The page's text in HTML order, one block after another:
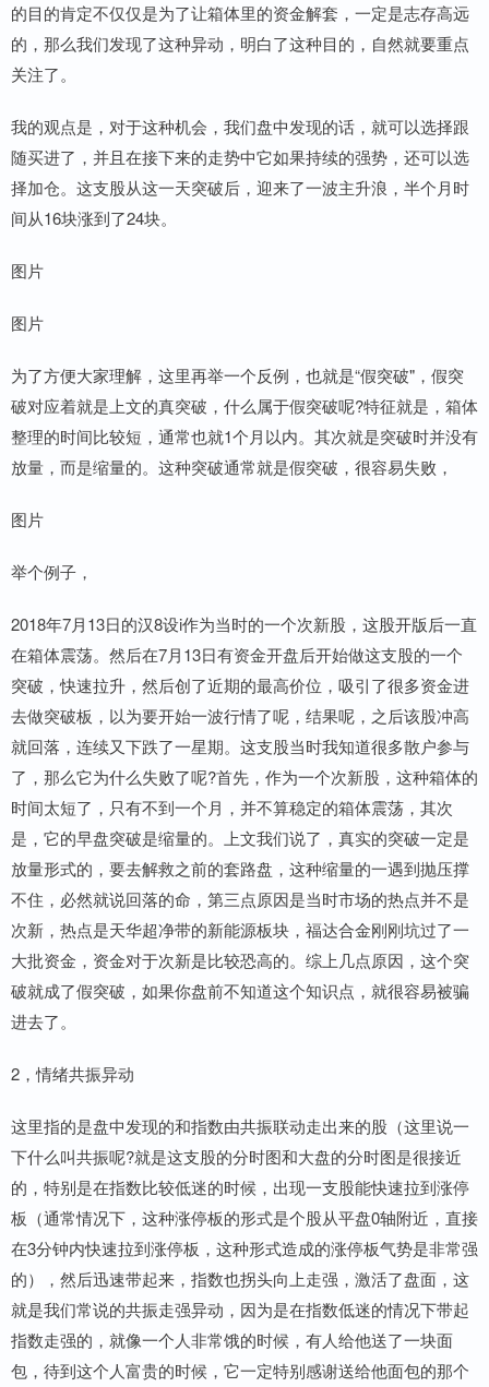
的目的肯定不仅仅是为了让箱体里的资金解套，一定是志存高远
的，那么我们发现了这种异动，明白了这种目的，自然就要重点
关注了。
我的观点是，对于这种机会，我们盘中发现的话，就可以选择跟
随买进了，并且在接下来的走势中它如果持续的强势，还可以选
择加仓。这支股从这一天突破后，迎来了一波主升浪，半个月时
间从16块涨到了24块。
图片
图片
为了方便大家理解，这里再举一个反例，也就是“假突破"，假突
破对应着就是上文的真突破，什么属于假突破呢?特征就是，箱体
整理的时间比较短，通常也就1个月以内。其次就是突破时并没有
放量，而是缩量的。这种突破通常就是假突破，很容易失败，
图片
举个例子，
2018年7月13日的汉8设i作为当时的一个次新股，这股开版后一直
在箱体震荡。然后在7月13日有资金开盘后开始做这支股的一个
突破，快速拉升，然后创了近期的最高价位，吸引了很多资金进
去做突破板，以为要开始一波行情了呢，结果呢，之后该股冲高
就回落，连续又下跌了一星期。这支股当时我知道很多散户参与
了，那么它为什么失败了呢?首先，作为一个次新股，这种箱体的
时间太短了，只有不到一个月，并不算稳定的箱体震荡，其次
是，它的早盘突破是缩量的。上文我们说了，真实的突破一定是
放量形式的，要去解救之前的套路盘，这种缩量的一遇到抛压撑
不住，必然就说回落的命，第三点原因是当时市场的热点并不是
次新，热点是天华超净带的新能源板块，福达合金刚刚坑过了一
大批资金，资金对于次新是比较恐高的。综上几点原因，这个突
破就成了假突破，如果你盘前不知道这个知识点，就很容易被骗
进去了。
2，情绪共振异动
这里指的是盘中发现的和指数由共振联动走出来的股（这里说一
下什么叫共振呢?就是这支股的分时图和大盘的分时图是很接近
的，特别是在指数比较低迷的时候，出现一支股能快速拉到涨停
板（通常情况下，这种涨停板的形式是个股从平盘0轴附近，直接
在3分钟内快速拉到涨停板，这种形式造成的涨停板气势是非常强
的），然后迅速带起来，指数也拐头向上走强，激活了盘面，这
就是我们常说的共振走强异动，因为是在指数低迷的情况下带起
指数走强的，就像一个人非常饿的时候，有人给他送了一块面
包，待到这个人富贵的时候，它一定特别感谢送给他面包的那个